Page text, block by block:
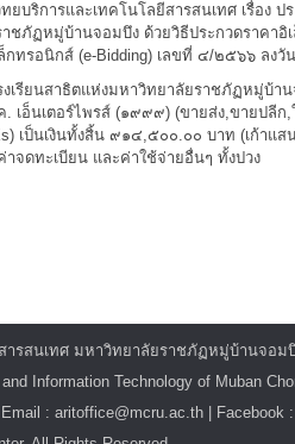
ยบริการและเทคโนโลยีสารสนเทศ เรื่อง ป
าชภัฏหมู่บ้านจอมบึง ด้วยวิธีประกวดราคาอิ
กทรอนิกส์ (e-Bidding) เลขที่ ๔/๒๕๖๖ ลงวัน
เรียนสาธิตแห่งมหาวิทยาลัยราชภัฏหมู่บ้า
. เอ็นเตอร์ไพรส์ (๑๙๙๙) (ขายส่ง,ขายปลีก,
) เป็นเงินทั้งสิ้น ๙๑๔,๕๐๐.๐๐ บาท (เก้าแ
าจดทะเบียน และค่าใช้จ่ายอื่นๆ ทั้งปวง
ารสนเทศ มหาวิทยาลัยราชภัฏหมู่บ้านจอ
Information Technology of Muban
: aritoffice@mcru.ac.th | Facebook